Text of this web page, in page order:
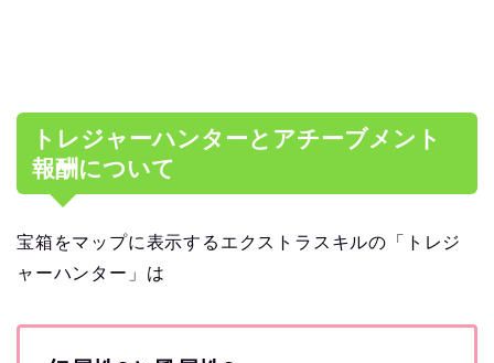
トレジャーハンターとアチーブメント
報酬について
宝箱をマップに表示するエクストラスキルの「トレジ
ャーハンター」は